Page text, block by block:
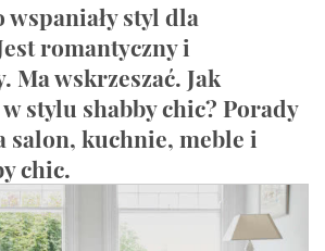
wspaniały styl dla
romantyczny i
Ma wskrzeszać. Jak
stylu shabby chic? Porady
salon, kuchnie, meble i
chic.